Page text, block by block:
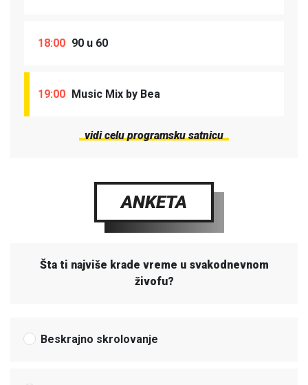
18:00 90 u 60
19:00 Music Mix by Bea
vidi celu programsku satnicu
ANKETA
Šta ti najviše krade vreme u svakodnevnom
živofu?
Beskrajno skrolovanje